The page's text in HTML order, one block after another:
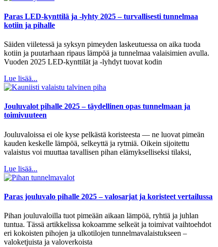
Paras LED-kynttilä ja -lyhty 2025 – turvallisesti tunnelmaa
kotiin ja pihalle
Säiden viiletessä ja syksyn pimeyden laskeutuessa on aika tuoda
kotiin ja puutarhaan ripaus lämpöä ja tunnelmaa valaisimien avulla.
Vuoden 2025 LED-kynttilät ja -lyhdyt tuovat kodin
Lue lisää...
Jouluvalot pihalle 2025 – täydellinen opas tunnelmaan ja
toimivuuteen
Jouluvaloissa ei ole kyse pelkästä koristeesta — ne luovat pimeän
kauden keskelle lämpöä, selkeyttä ja rytmiä. Oikein sijoitettu
valaistus voi muuttaa tavallisen pihan elämykselliseksi tilaksi,
Lue lisää...
Paras jouluvalo pihalle 2025 – valosarjat ja koristeet vertailussa
Pihan jouluvaloilla tuot pimeään aikaan lämpöä, ryhtiä ja juhlan
tuntua. Tässä artikkelissa kokoamme selkeät ja toimivat vaihtoehdot
eri kokoisten pihojen ja ulkotilojen tunnelmavalaistukseen –
valoketjuista ja valoverkoista